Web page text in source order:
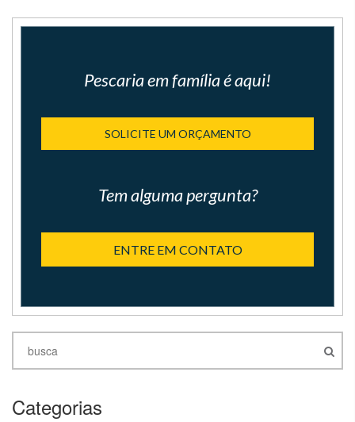
Pescaria em família é aqui!
SOLICITE UM ORÇAMENTO
Tem alguma pergunta?
ENTRE EM CONTATO
Categorias